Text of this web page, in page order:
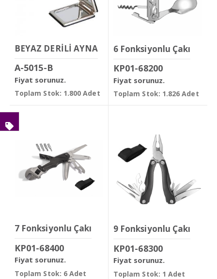
BEYAZ DERİLİ AYNA
A-5015-B
Fiyat sorunuz.
Toplam Stok: 1.800 Adet
6 Fonksiyonlu Çakı
KP01-68200
Fiyat sorunuz.
Toplam Stok: 1.826 Adet
7 Fonksiyonlu Çakı
KP01-68400
Fiyat sorunuz.
Toplam Stok: 6 Adet
9 Fonksiyonlu Çakı
KP01-68300
Fiyat sorunuz.
Toplam Stok: 1 Adet